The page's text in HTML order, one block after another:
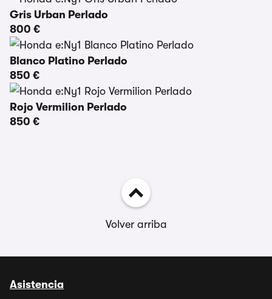
Gris Urban Perlado
800 €
Blanco Platino Perlado
850 €
Rojo Vermilion Perlado
850 €
Volver arriba
Asistencia